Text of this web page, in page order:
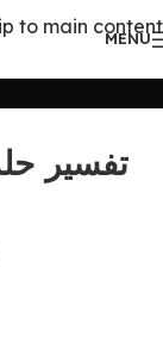
to main content
MENU
تفسير